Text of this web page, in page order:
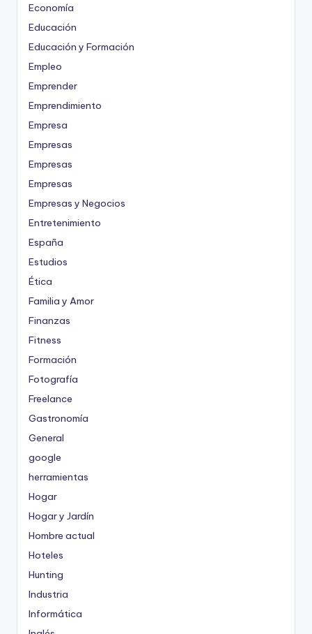
Economía
Educación
Educación y Formación
Empleo
Emprender
Emprendimiento
Empresa
Empresas
Empresas
Empresas
Empresas y Negocios
Entretenimiento
España
Estudios
Ética
Familia y Amor
Finanzas
Fitness
Formación
Fotografía
Freelance
Gastronomía
General
google
herramientas
Hogar
Hogar y Jardín
Hombre actual
Hoteles
Hunting
Industria
Informática